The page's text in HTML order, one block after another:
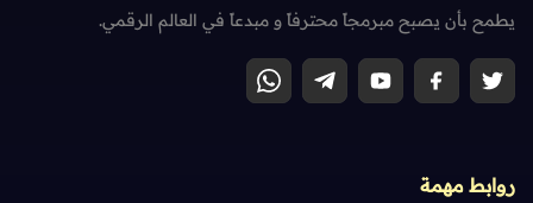
يطمح بأن يصبح مبرمجاً محترفاً و مبدعاً في العالم الرقمي.
روابط مهمة